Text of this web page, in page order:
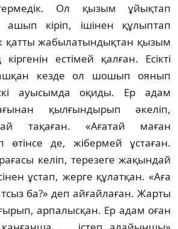
Ол қызым ұйықтап
ашып кіріп, ішінен құлыптап
қатты жабылатындықтан қызым
естімей қалған. Есікті
кезде ол шошып оянып
ауысымда оқиды. Ер адам
қылғындырып әкеліп,
тақаған. «Ағатай маған
өтінсе де, жібермей ұстаған.
келіп, терезеге жақындай
ұстап, жерге құлатқан. «Аға
ба?» деп айғайлаған. Жарты
арпалысқан. Ер адам оған